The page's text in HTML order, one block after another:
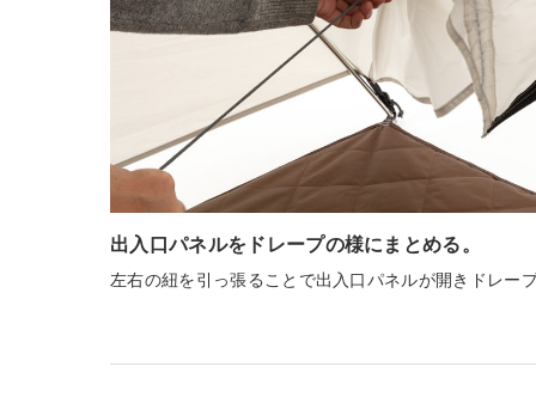
出入口パネルをドレープの様にまとめる。
左右の紐を引っ張ることで出入口パネルが開きドレー